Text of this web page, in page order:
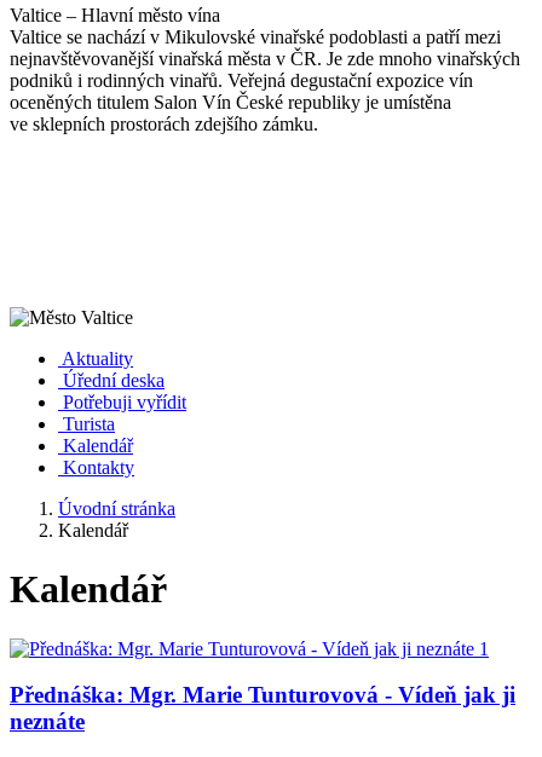
Valtice – Hlavní město vína
Valtice se nachází v Mikulovské vinařské podoblasti a patří mezi
nejnavštěvovanější vinařská města v ČR. Je zde mnoho vinařských
podniků i rodinných vinařů. Veřejná degustační expozice vín
oceněných titulem Salon Vín České republiky je umístěna
ve sklepních prostorách zdejšího zámku.
Aktuality
Úřední deska
Potřebuji vyřídit
Turista
Kalendář
Kontakty
Úvodní stránka
Kalendář
Kalendář
Přednáška: Mgr. Marie Tunturovová - Vídeň jak ji
neznáte